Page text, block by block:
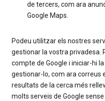
de tercers, com ara
Google Maps.
Podeu utilitzar els nostres
gestionar la vostra privadesa.
compte de Google i iniciar-hi
gestionar-lo, com ara correus
resultats de la cerca més
molts serveis de Google